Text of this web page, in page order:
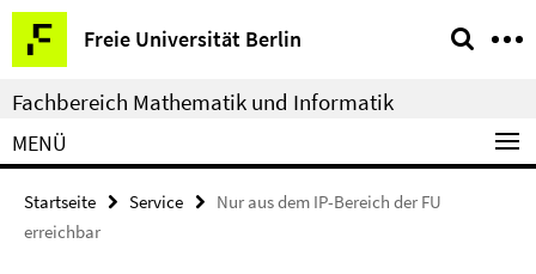
Springe
direkt
zu
Inhalt
Freie Universität Berlin
Service-
Navigation
Fachbereich Mathematik und Informatik
MENÜ
Startseite Service
Nur aus dem IP-Bereich der FU
erreichbar